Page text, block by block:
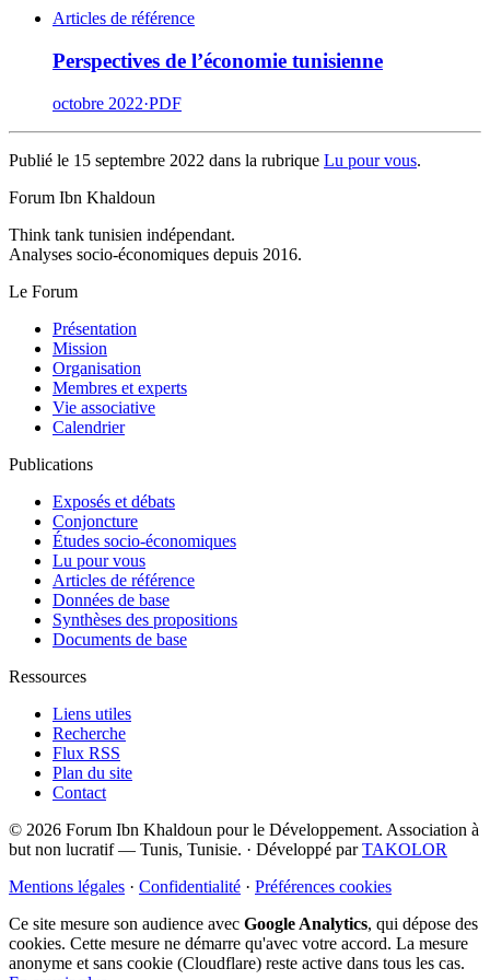
Articles de référence
Perspectives de l’économie tunisienne
octobre 2022·PDF
Publié le 15 septembre 2022 dans la rubrique Lu pour vous.
Forum Ibn Khaldoun
Think tank tunisien indépendant.
Analyses socio-économiques depuis 2016.
Le Forum
Présentation
Mission
Organisation
Membres et experts
Vie associative
Calendrier
Publications
Exposés et débats
Conjoncture
Études socio-économiques
Lu pour vous
Articles de référence
Données de base
Synthèses des propositions
Documents de base
Ressources
Liens utiles
Recherche
Flux RSS
Plan du site
Contact
© 2026 Forum Ibn Khaldoun pour le Développement. Association à
but non lucratif — Tunis, Tunisie. · Développé parTAKOLOR
Mentions légales · Confidentialité · Préférences cookies
Ce site mesure son audience avec Google Analytics, qui dépose des
cookies. Cette mesure ne démarre qu'avec votre accord. La mesure
anonyme et sans cookie (Cloudflare) reste active dans tous les cas.